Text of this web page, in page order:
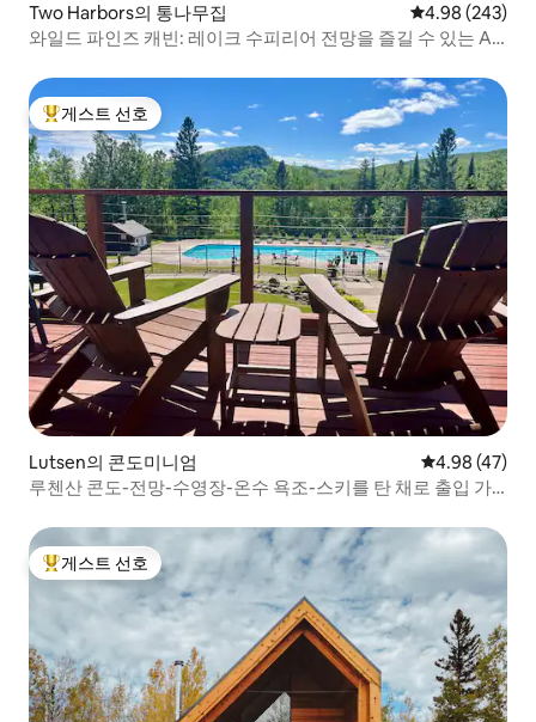
Two Harbors의 통나무집 평점 4.98점(5
4.98 (243)
와일드 파인즈 캐빈: 레이크 수피리어 전망을 즐길 수 있는 A
상위 게스트 선호
게스트 선호
Lutsen의 콘도미니엄 평점 4.98점(5
4.98 (47)
루첸산 콘도-전망-수영장-온수 욕조-스키를 탄 채로 출입 가
상위 게스트 선호
게스트 선호